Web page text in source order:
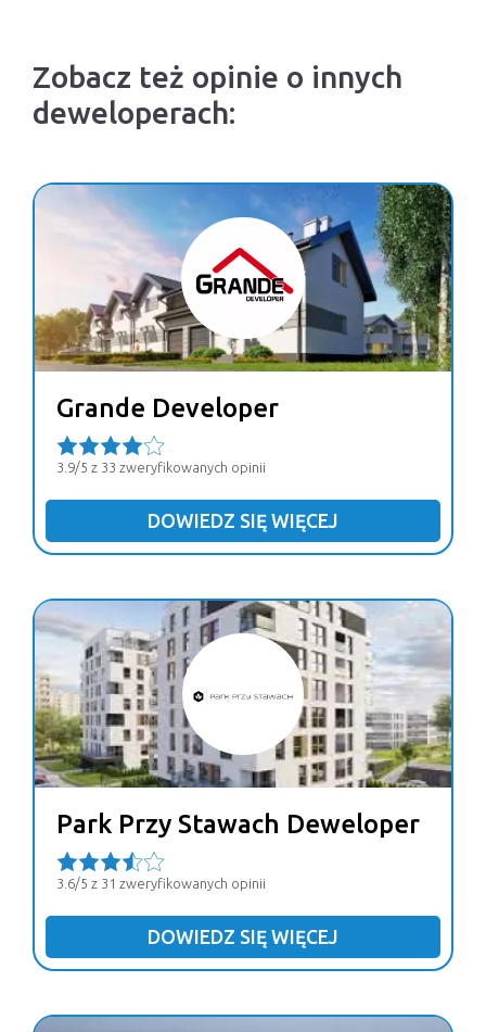
Zobacz też opinie o innych
deweloperach:
Grande Developer
3.9/5 z 33 zweryfikowanych opinii
DOWIEDZ SIĘ WIĘCEJ
Park Przy Stawach Deweloper
3.6/5 z 31 zweryfikowanych opinii
DOWIEDZ SIĘ WIĘCEJ